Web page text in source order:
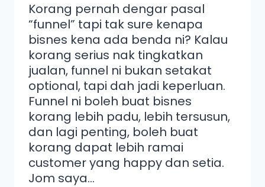
Korang pernah dengar pasal
“funnel” tapi tak sure kenapa
bisnes kena ada benda ni? Kalau
korang serius nak tingkatkan
jualan, funnel ni bukan setakat
optional, tapi dah jadi keperluan.
Funnel ni boleh buat bisnes
korang lebih padu, lebih tersusun,
dan lagi penting, boleh buat
korang dapat lebih ramai
customer yang happy dan setia.
Jom saya…